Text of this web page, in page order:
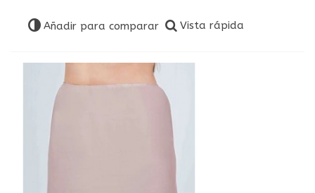
Añadir para comparar Vista rápida